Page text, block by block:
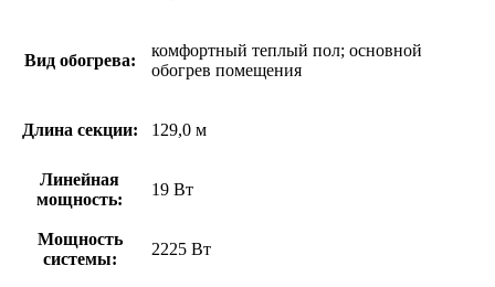
Вид обогрева:
комфортный теплый пол; основной
обогрев помещения
Длина секции: 129,0 м
Линейная
мощность:
19 Вт
Мощность
системы:
2225 Вт